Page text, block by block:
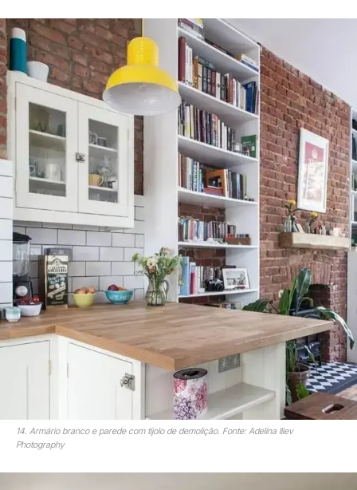
14. Armário branco e parede com tijolo de demolição. Fonte: Adelina Iliev
Photography